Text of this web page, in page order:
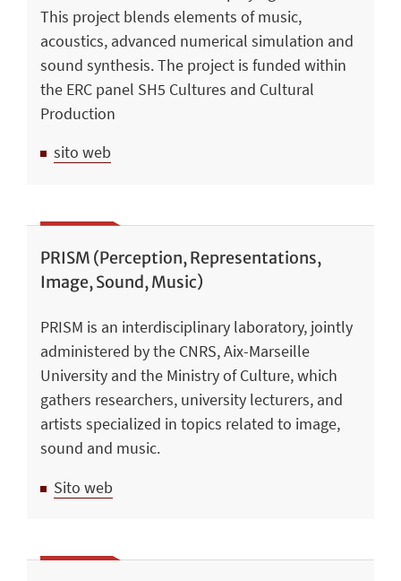
This project blends elements of music,
acoustics, advanced numerical simulation and
sound synthesis. The project is funded within
the ERC panel SH5 Cultures and Cultural
Production
sito web
PRISM (Perception, Representations,
Image, Sound, Music)
PRISM is an interdisciplinary laboratory, jointly
administered by the CNRS, Aix-Marseille
University and the Ministry of Culture, which
gathers researchers, university lecturers, and
artists specialized in topics related to image,
sound and music.
Sito web